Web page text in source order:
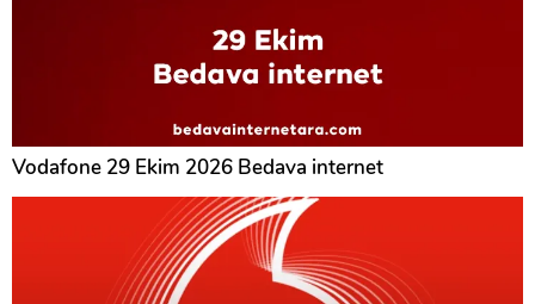
Vodafone 29 Ekim 2026 Bedava internet